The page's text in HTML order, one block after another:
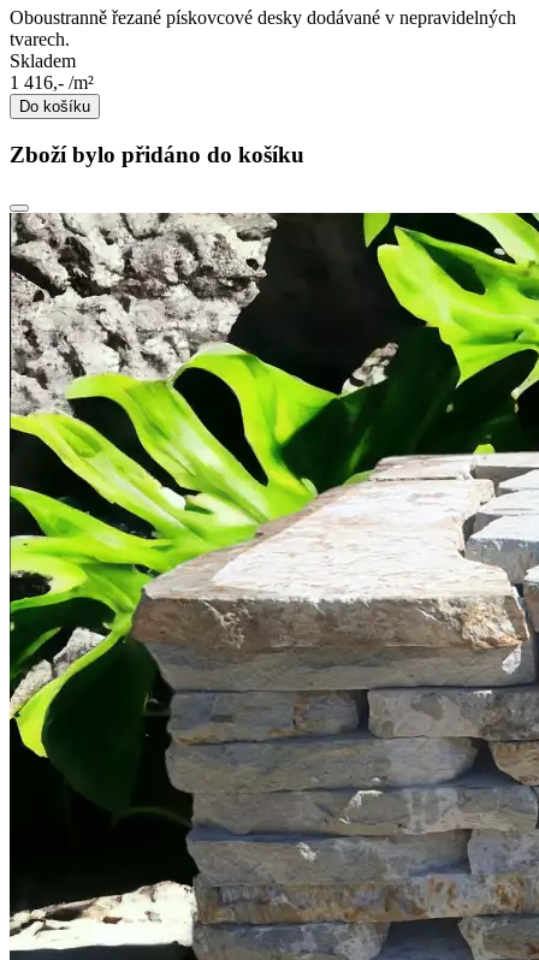
Oboustranně řezané pískovcové desky dodávané v nepravidelných
tvarech.
Skladem
1 416,- /m²
Do košíku
Zboží bylo přidáno do košíku